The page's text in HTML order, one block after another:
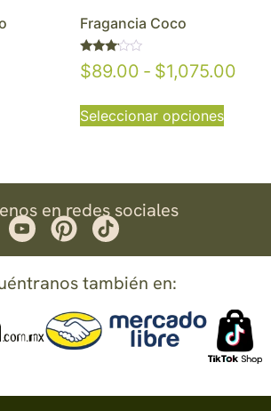
Fragancia Coco
Valorado
con
$89.00 - $1,075.00
Seleccionar opciones
en redes sociales
también en: